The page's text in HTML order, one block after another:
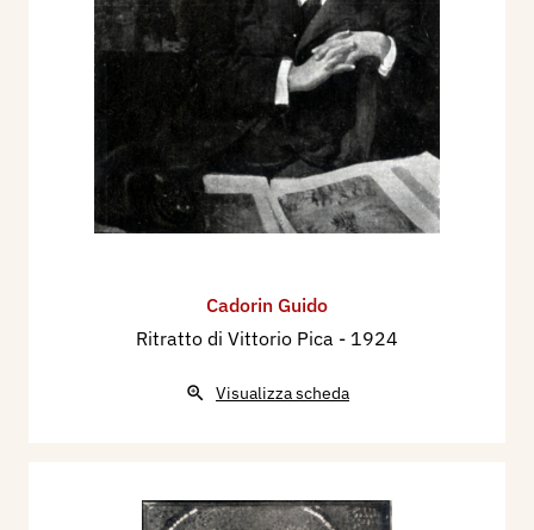
Cadorin Guido
Ritratto di Vittorio Pica - 1924
Visualizza scheda